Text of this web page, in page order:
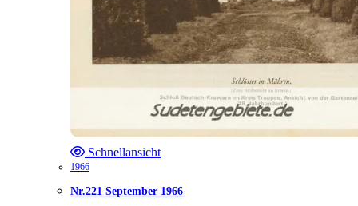
Schnellansicht
1966
Nr.221 September 1966